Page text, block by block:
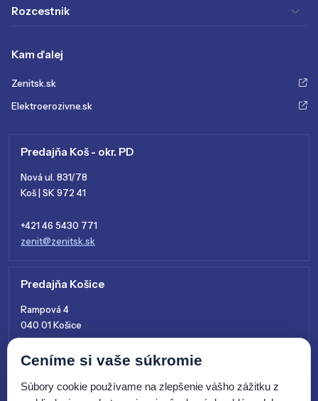
Rozcestnik
Kam ďalej
Zenitsk.sk
Elektroerozivne.sk
Predajňa Koš - okr. PD
Nová ul. 831/78
Koš | SK 972 41
+421 46 5430 771
zenit@zenitsk.sk
Predajňa Košice
Rampová 4
040 01 Košice
+421 915 761 028
Ceníme si vaše súkromie
Súbory cookie používame na zlepšenie vášho zážitku z